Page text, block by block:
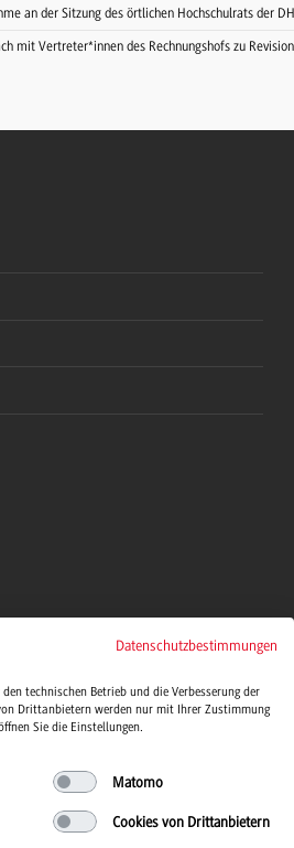
an der Sitzung des örtlichen Hochschulrats der
mit Vertreter*innen des Rechnungshofs zu
Datenschutzbestimmungen
technischen Betrieb und die Verbesserung der
Drittanbietern werden nur mit Ihrer Zustimmung
Sie die Einstellungen.
Matomo
Cookies von Drittanbietern